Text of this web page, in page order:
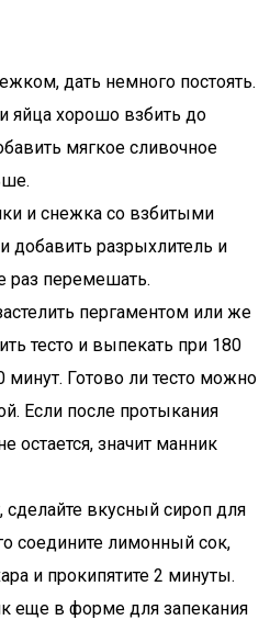
дать немного постоять.
яйца хорошо взбить до
мягкое сливочное
и снежка со взбитыми
добавить разрыхлитель и
раз перемешать.
пергаментом или же
тесто и выпекать при 180
минут. Готово ли тесто можно
Если после протыкания
остается, значит манник
сделайте вкусный сироп для
соедините лимонный сок,
и прокипятите 2 минуты.
еще в форме для запекания